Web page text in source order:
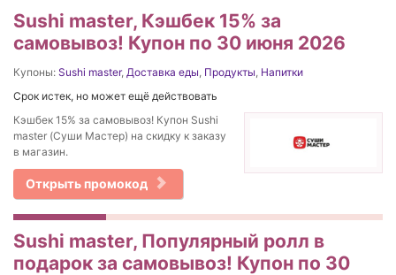
Sushi master, Кэшбек 15% за
самовывоз! Купон по 30 июня 2026
Купоны: Sushi master, Доставка еды, Продукты, Напитки
Срок истек, но может ещё действовать
Кэшбек 15% за самовывоз! Купон Sushi
master (Суши Мастер) на скидку к заказу
в магазин.
Открыть промокод
Sushi master, Популярный ролл в
подарок за самовывоз! Купон по 30